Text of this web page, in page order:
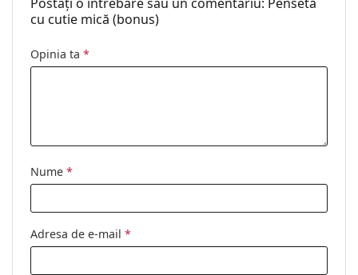
cu cutie mică (bonus)
Opinia ta *
Nume *
Adresa de e-mail *